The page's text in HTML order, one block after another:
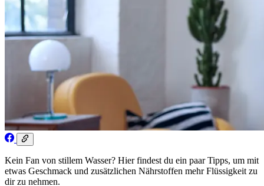
Kein Fan von stillem Wasser? Hier findest du ein paar Tipps, um mit
etwas Geschmack und zusätzlichen Nährstoffen mehr Flüssigkeit zu
dir zu nehmen.